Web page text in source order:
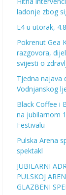
ladonje zbog
E4 u utorak,
Pokrenut Gea
razgovora,
svijesti o
Tjedna najava
Vodnjanskog
Black Coffee i
na jubilarnom
Festivalu
Pulska Arena
spektakl
JUBILARNI
PULSKOJ
GLAZBENI